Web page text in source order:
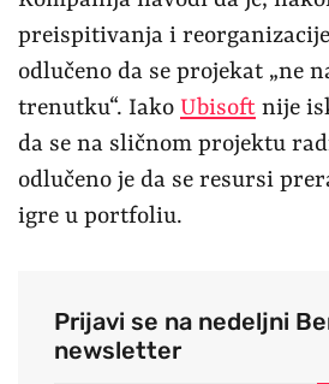
preispitivanja i
odlučeno da se projekat „ne
trenutku“. Iako Ubisoft nije
da se na sličnom projektu
odlučeno je da se resursi
igre u portfoliu.
Prijavi se na nedeljni
newsletter